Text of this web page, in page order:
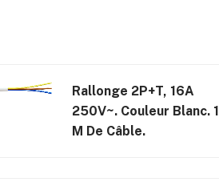
Rallonge 2P+T, 16A
250V~. Couleur Blanc. 1
M De Câble.